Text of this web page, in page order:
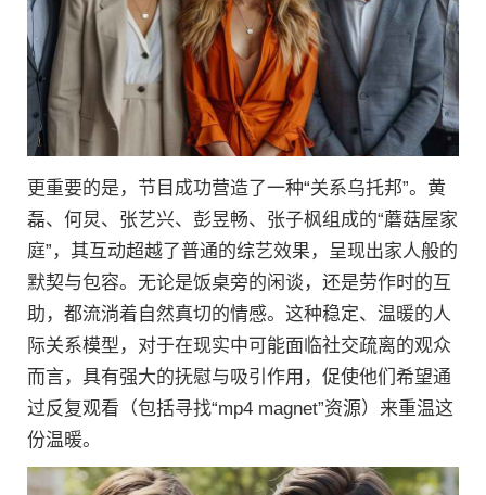
更重要的是，节目成功营造了一种“关系乌托邦”。黄
磊、何炅、张艺兴、彭昱畅、张子枫组成的“蘑菇屋家
庭”，其互动超越了普通的综艺效果，呈现出家人般的
默契与包容。无论是饭桌旁的闲谈，还是劳作时的互
助，都流淌着自然真切的情感。这种稳定、温暖的人
际关系模型，对于在现实中可能面临社交疏离的观众
而言，具有强大的抚慰与吸引作用，促使他们希望通
过反复观看（包括寻找“mp4 magnet”资源）来重温这
份温暖。